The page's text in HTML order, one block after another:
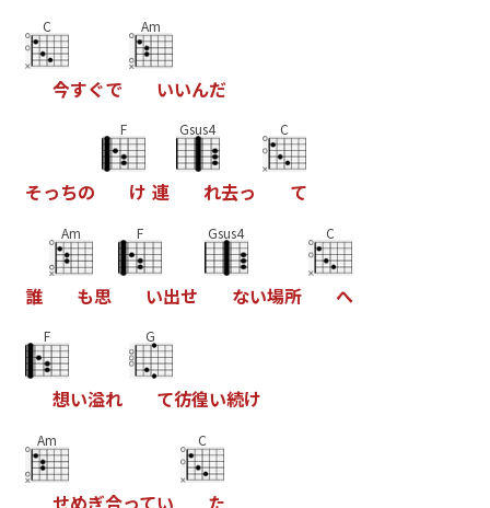
C
今すぐで
Am
いいんだ
そっちの
F
け 連
Gsus4
れ去っ
C
て
誰
Am
も思
F
い出せ
Gsus4
ない場所
C
へ
F
想い溢れ
G
て彷徨い続け
Am
せめぎ合ってい
C
た